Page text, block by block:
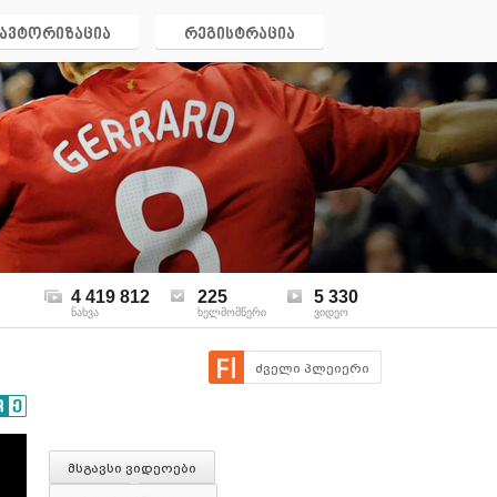
ავტორიზაცია რეგისტრაცია
4 419 812
ნახვა
225
ხელმომწერი
5 330
ვიდეო
ძველი პლეიერი
მსგავსი ვიდეოები